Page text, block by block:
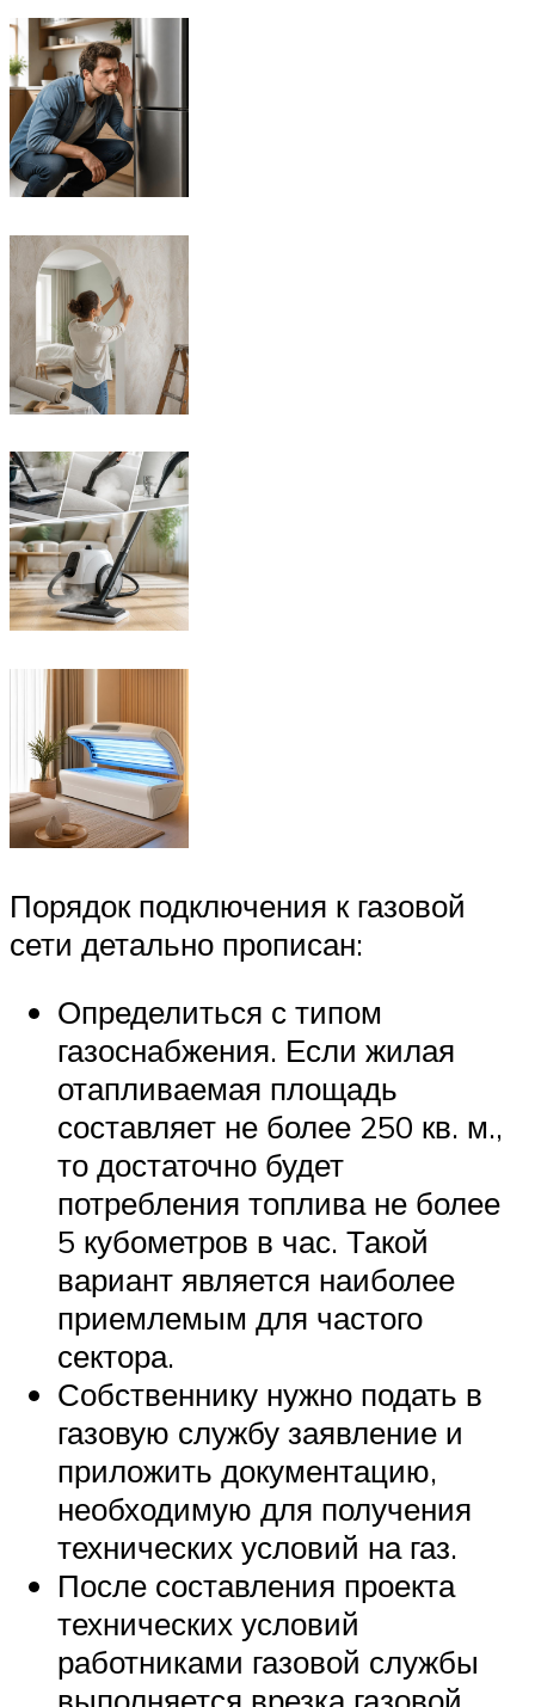
Порядок подключения к газовой
сети детально прописан:
Определиться с типом
газоснабжения. Если жилая
отапливаемая площадь
составляет не более 250 кв. м.,
то достаточно будет
потребления топлива не более
5 кубометров в час. Такой
вариант является наиболее
приемлемым для частого
сектора.
Собственнику нужно подать в
газовую службу заявление и
приложить документацию,
необходимую для получения
технических условий на газ.
После составления проекта
технических условий
работниками газовой службы